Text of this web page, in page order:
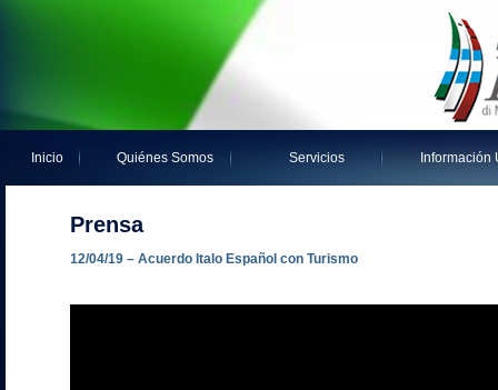
Inicio Quiénes Somos Servicios Información
Prensa
12/04/19 – Acuerdo Italo Español con Turismo